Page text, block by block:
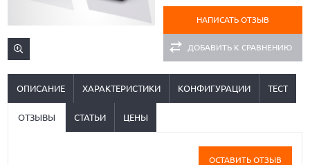
НАПИСАТЬ ОТЗЫВ
ДОБАВИТЬ К СРАВНЕНИЮ
ОПИСАНИЕ ХАРАКТЕРИСТИКИ КОНФИГУРАЦИИ ТЕСТ
ОТЗЫВЫ СТАТЬИ ЦЕНЫ
ОСТАВИТЬ ОТЗЫВ